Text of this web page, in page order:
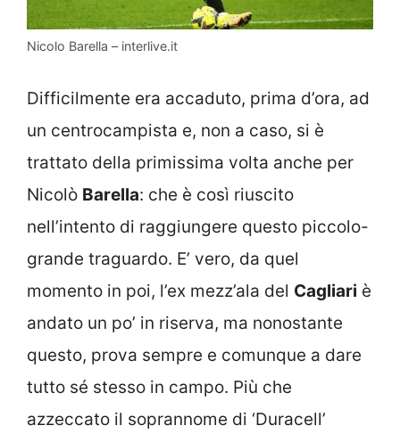
Nicolo Barella – interlive.it
Difficilmente era accaduto, prima d’ora, ad
un centrocampista e, non a caso, si è
trattato della primissima volta anche per
Nicolò Barella: che è così riuscito
nell’intento di raggiungere questo piccolo-
grande traguardo. E’ vero, da quel
momento in poi, l’ex mezz’ala del Cagliari è
andato un po’ in riserva, ma nonostante
questo, prova sempre e comunque a dare
tutto sé stesso in campo. Più che
azzeccato il soprannome di ‘Duracell’